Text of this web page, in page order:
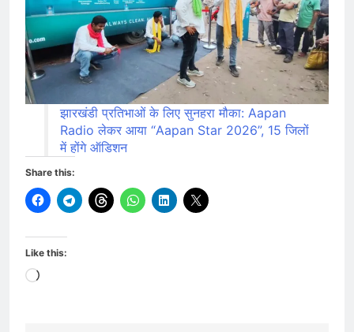
झारखंडी प्रतिभाओं के लिए सुनहरा मौका: Aapan
Radio लेकर आया “Aapan Star 2026”, 15 जिलों
में होंगे ऑडिशन
Share this:
Like this:
Loading…